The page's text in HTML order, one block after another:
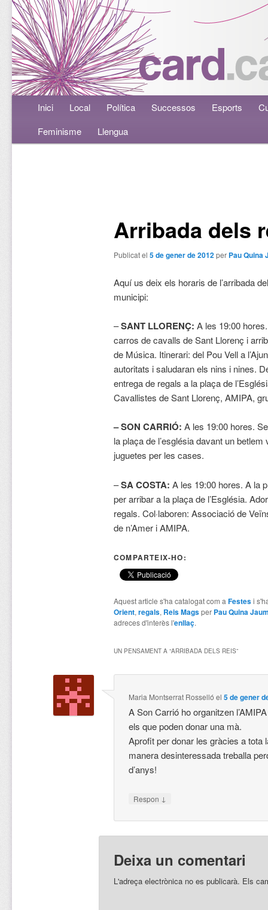
Menú principalAneu al contingut principal
Aneu al contingut secundari
Inici Local Política Successos Esports
Feminisme
Llengua
Arribada dels
Publicat el 5 de gener de 2012per Pau Quina
Aquí us deix els horaris de l’arribada
municipi:
–SANT LLORENÇ: A les 19:00
carros de cavalls de Sant Llorenç i
de Música. Itinerari: del Pou Vell a
autoritats i saludaran els nins i nines.
entrega de regals a la plaça de
Cavallistes de Sant Llorenç, AMIPA,
– SON CARRIÓ: A les 19:00 hores.
la plaça de l’església davant un
juguetes per les cases.
–SA COSTA: A les 19:00 hores. A la
per arribar a la plaça de l’Església.
regals. Col·laboren: Associació de
de n’Amer i AMIPA.
COMPARTEIX-HO:
Aquest article s'ha catalogat com a Festesi
Orient, regals, Reis Magsper Pau Quina
adreces d'interès l'enllaç.
UN PENSAMENT A “ARRIBADA DELS REIS”
Maria Montserrat Rosselló el5 de gener
A Son Carrió ho organitzen
els que poden donar una mà.
Aprofit per donar les gràcies a tota
manera desinteressada treballa
d’anys!
Respon ↓
Deixa un comentari
L'adreça electrònica no es publicarà. Els